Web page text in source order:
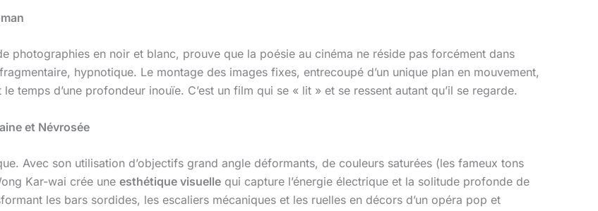
photographies en noir et blanc, prouve que la poésie au cinéma ne réside pas forcément dans
hypnotique. Le montage des images fixes, entrecoupé d’un unique plan en mouvement,
temps d’une profondeur inouïe. C’est un film qui se « lit » et se ressent autant qu’il se regarde.
et Névrosée
Avec son utilisation d’objectifs grand angle déformants, de couleurs saturées (les fameux tons
Kar-wai crée une esthétique visuelle qui capture l’énergie électrique et la solitude profonde de
les bars sordides, les escaliers mécaniques et les ruelles en décors d’un opéra pop et